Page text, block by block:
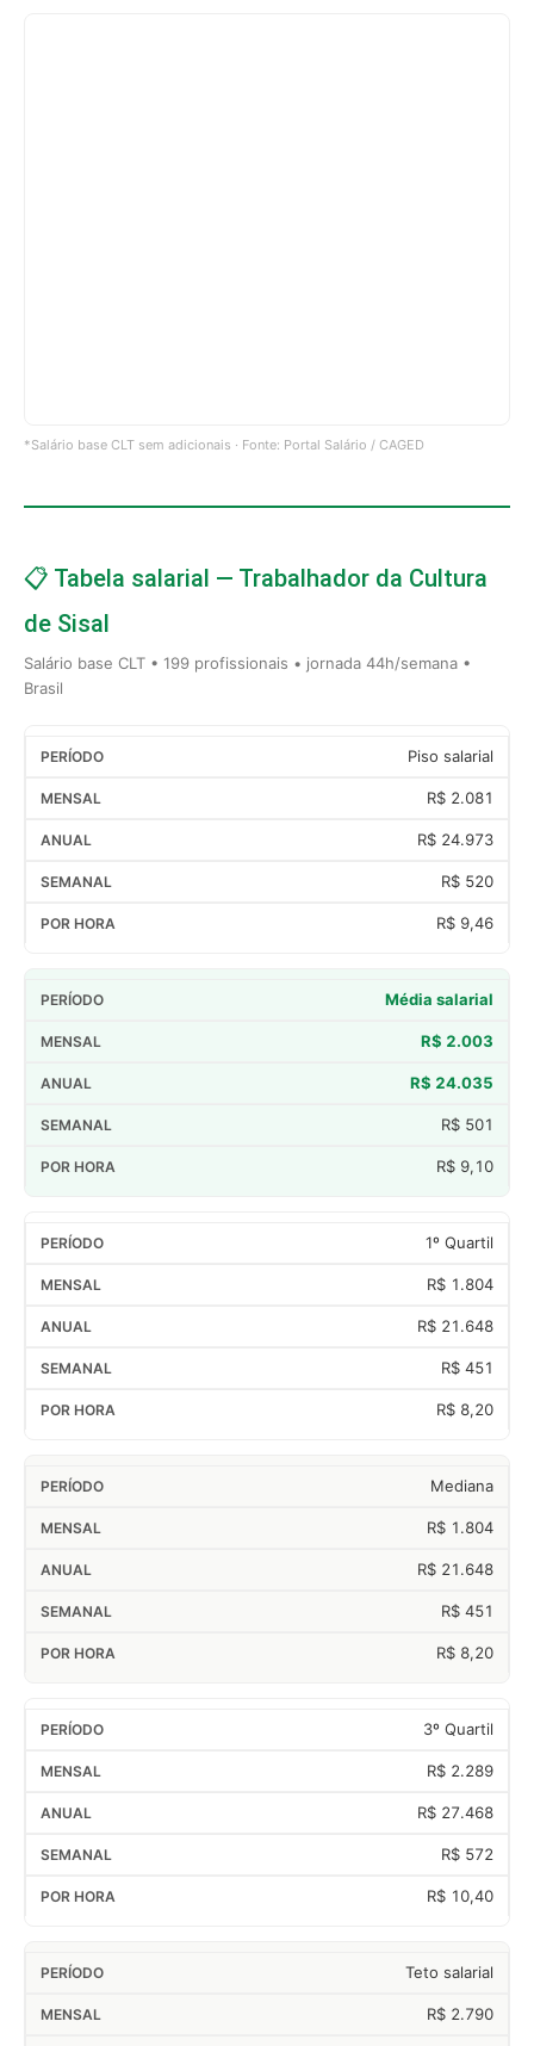
*Salário base CLT sem adicionais · Fonte: Portal Salário / CAGED
📋 Tabela salarial — Trabalhador da Cultura
de Sisal
Salário base CLT • 199 profissionais • jornada 44h/semana •
Brasil
Piso salarial
R$ 2.081
R$ 24.973
R$ 520
R$ 9,46
Média salarial
R$ 2.003
R$ 24.035
R$ 501
R$ 9,10
1º Quartil
R$ 1.804
R$ 21.648
R$ 451
R$ 8,20
Mediana
R$ 1.804
R$ 21.648
R$ 451
R$ 8,20
3º Quartil
R$ 2.289
R$ 27.468
R$ 572
R$ 10,40
Teto salarial
R$ 2.790